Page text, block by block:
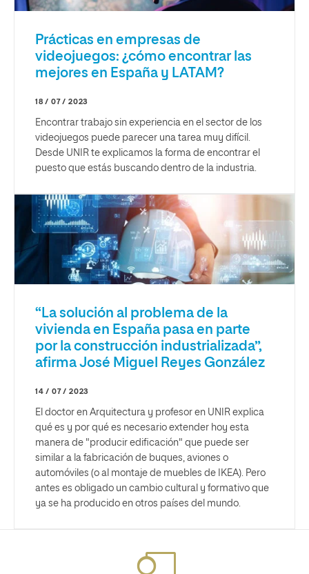
Prácticas en empresas de
videojuegos: ¿cómo encontrar las
mejores en España y LATAM?
18 / 07 / 2023
Encontrar trabajo sin experiencia en el sector de los
videojuegos puede parecer una tarea muy difícil.
Desde UNIR te explicamos la forma de encontrar el
puesto que estás buscando dentro de la industria.
“La solución al problema de la
vivienda en España pasa en parte
por la construcción industrializada”,
afirma José Miguel Reyes González
14 / 07 / 2023
El doctor en Arquitectura y profesor en UNIR explica
qué es y por qué es necesario extender hoy esta
manera de "producir edificación" que puede ser
similar a la fabricación de buques, aviones o
automóviles (o al montaje de muebles de IKEA). Pero
antes es obligado un cambio cultural y formativo que
ya se ha producido en otros países del mundo.